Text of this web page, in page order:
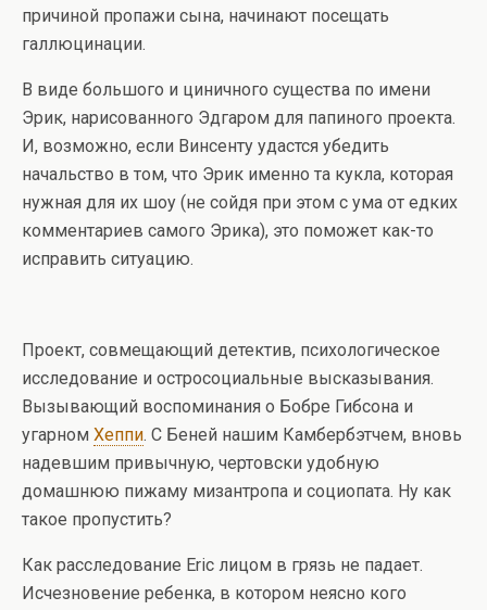
причиной пропажи сына, начинают посещать
галлюцинации.
В виде большого и циничного существа по имени
Эрик, нарисованного Эдгаром для папиного проекта.
И, возможно, если Винсенту удастся убедить
начальство в том, что Эрик именно та кукла, которая
нужная для их шоу (не сойдя при этом с ума от едких
комментариев самого Эрика), это поможет как-то
исправить ситуацию.
Проект, совмещающий детектив, психологическое
исследование и остросоциальные высказывания.
Вызывающий воспоминания о Бобре Гибсона и
угарном Хеппи. С Беней нашим Камбербэтчем, вновь
надевшим привычную, чертовски удобную
домашнюю пижаму мизантропа и социопата. Ну как
такое пропустить?
Как расследование Eric лицом в грязь не падает.
Исчезновение ребенка, в котором неясно кого